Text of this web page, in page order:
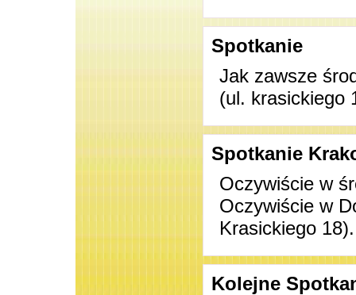
Spotkanie
Jak zawsze
(ul. krasickiego
Spotkanie
Oczywiście w
Oczywiście w
Krasickiego
Kolejne